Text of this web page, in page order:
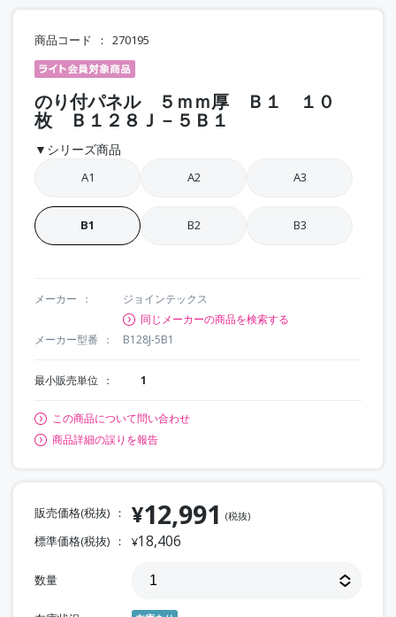
商品コード 270195
のり付パネル ５ｍｍ厚 Ｂ１ １０
枚 Ｂ１２８Ｊ－５Ｂ１
▼シリーズ商品
A1 A2 A3
B1 B2 B3
メーカー
ジョインテックス
同じメーカーの商品を検索する
メーカー型番
B128J-5B1
最小販売単位 1
この商品について問い合わせ
商品詳細の誤りを報告
販売価格(税抜) ¥12,991 (税抜)
標準価格(税抜) ¥18,406
数量